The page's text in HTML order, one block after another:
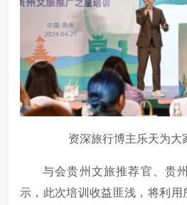
资深旅行博主乐天为大
与会贵州文旅推荐官、贵
示，此次培训收益匪浅，将利